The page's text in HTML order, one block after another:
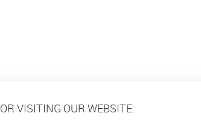
VISITING OUR WEBSITE.